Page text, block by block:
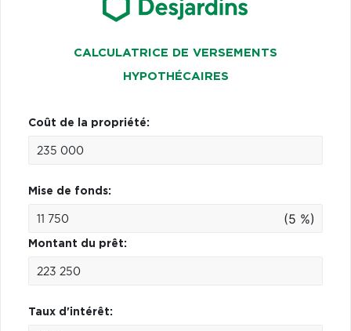
CALCULATRICE DE VERSEMENTS
HYPOTHÉCAIRES
Coût de la propriété:
Mise de fonds:
(5 %)
Montant du prêt:
Taux d'intérêt: